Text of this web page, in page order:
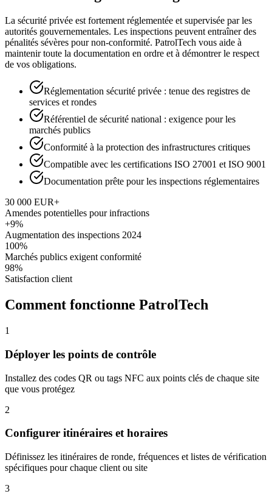
La sécurité privée est fortement réglementée et supervisée par les
autorités gouvernementales. Les inspections peuvent entraîner des
pénalités sévères pour non-conformité. PatrolTech vous aide à
maintenir toute la documentation en ordre et à démontrer le respect
de vos obligations.
Réglementation sécurité privée : tenue des registres de
services et rondes
Référentiel de sécurité national : exigence pour les
marchés publics
Conformité à la protection des infrastructures critiques
Compatible avec les certifications ISO 27001 et ISO 9001
Documentation prête pour les inspections réglementaires
30 000 EUR+
Amendes potentielles pour infractions
+9%
Augmentation des inspections 2024
100%
Marchés publics exigent conformité
98%
Satisfaction client
Comment fonctionne PatrolTech
1
Déployer les points de contrôle
Installez des codes QR ou tags NFC aux points clés de chaque site
que vous protégez
2
Configurer itinéraires et horaires
Définissez les itinéraires de ronde, fréquences et listes de vérification
spécifiques pour chaque client ou site
3